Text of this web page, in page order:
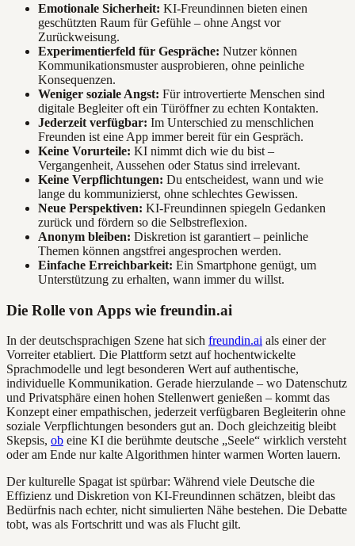
Emotionale Sicherheit: KI-Freundinnen bieten einen
geschützten Raum für Gefühle – ohne Angst vor
Zurückweisung.
Experimentierfeld für Gespräche: Nutzer können
Kommunikationsmuster ausprobieren, ohne peinliche
Konsequenzen.
Weniger soziale Angst: Für introvertierte Menschen sind
digitale Begleiter oft ein Türöffner zu echten Kontakten.
Jederzeit verfügbar: Im Unterschied zu menschlichen
Freunden ist eine App immer bereit für ein Gespräch.
Keine Vorurteile: KI nimmt dich wie du bist –
Vergangenheit, Aussehen oder Status sind irrelevant.
Keine Verpflichtungen: Du entscheidest, wann und wie
lange du kommunizierst, ohne schlechtes Gewissen.
Neue Perspektiven: KI-Freundinnen spiegeln Gedanken
zurück und fördern so die Selbstreflexion.
Anonym bleiben: Diskretion ist garantiert – peinliche
Themen können angstfrei angesprochen werden.
Einfache Erreichbarkeit: Ein Smartphone genügt, um
Unterstützung zu erhalten, wann immer du willst.
Die Rolle von Apps wie freundin.ai
In der deutschsprachigen Szene hat sich freundin.ai als einer der
Vorreiter etabliert. Die Plattform setzt auf hochentwickelte
Sprachmodelle und legt besonderen Wert auf authentische,
individuelle Kommunikation. Gerade hierzulande – wo Datenschutz
und Privatsphäre einen hohen Stellenwert genießen – kommt das
Konzept einer empathischen, jederzeit verfügbaren Begleiterin ohne
soziale Verpflichtungen besonders gut an. Doch gleichzeitig bleibt
Skepsis, ob eine KI die berühmte deutsche „Seele“ wirklich versteht
oder am Ende nur kalte Algorithmen hinter warmen Worten lauern.
Der kulturelle Spagat ist spürbar: Während viele Deutsche die
Effizienz und Diskretion von KI-Freundinnen schätzen, bleibt das
Bedürfnis nach echter, nicht simulierten Nähe bestehen. Die Debatte
tobt, was als Fortschritt und was als Flucht gilt.